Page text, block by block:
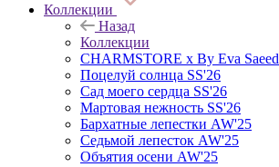
Коллекции
Назад
Коллекции
CHARMSTORE х By Eva Saeed
Поцелуй солнца SS'26
Сад моего сердца SS'26
Мартовая нежность SS'26
Бархатные лепестки AW'25
Седьмой лепесток AW'25
Объятия осени AW'25